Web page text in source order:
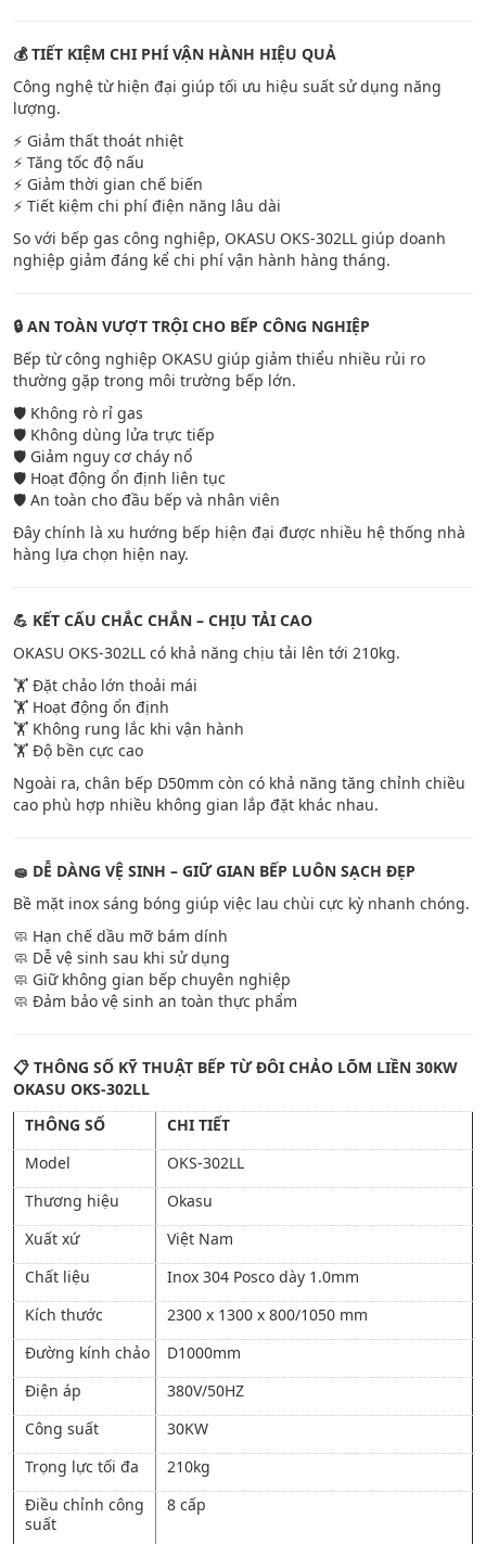
💰 TIẾT KIỆM CHI PHÍ VẬN HÀNH HIỆU QUẢ
Công nghệ từ hiện đại giúp tối ưu hiệu suất sử dụng năng
lượng.
⚡ Giảm thất thoát nhiệt
⚡ Tăng tốc độ nấu
⚡ Giảm thời gian chế biến
⚡ Tiết kiệm chi phí điện năng lâu dài
So với bếp gas công nghiệp, OKASU OKS-302LL giúp doanh
nghiệp giảm đáng kể chi phí vận hành hàng tháng.
🔒 AN TOÀN VƯỢT TRỘI CHO BẾP CÔNG NGHIỆP
Bếp từ công nghiệp OKASU giúp giảm thiểu nhiều rủi ro
thường gặp trong môi trường bếp lớn.
🛡️ Không rò rỉ gas
🛡️ Không dùng lửa trực tiếp
🛡️ Giảm nguy cơ cháy nổ
🛡️ Hoạt động ổn định liên tục
🛡️ An toàn cho đầu bếp và nhân viên
Đây chính là xu hướng bếp hiện đại được nhiều hệ thống nhà
hàng lựa chọn hiện nay.
💪 KẾT CẤU CHẮC CHẮN – CHỊU TẢI CAO
OKASU OKS-302LL có khả năng chịu tải lên tới 210kg.
🏋️ Đặt chảo lớn thoải mái
🏋️ Hoạt động ổn định
🏋️ Không rung lắc khi vận hành
🏋️ Độ bền cực cao
Ngoài ra, chân bếp D50mm còn có khả năng tăng chỉnh chiều
cao phù hợp nhiều không gian lắp đặt khác nhau.
🧽 DỄ DÀNG VỆ SINH – GIỮ GIAN BẾP LUÔN SẠCH ĐẸP
Bề mặt inox sáng bóng giúp việc lau chùi cực kỳ nhanh chóng.
🧼 Hạn chế dầu mỡ bám dính
🧼 Dễ vệ sinh sau khi sử dụng
🧼 Giữ không gian bếp chuyên nghiệp
🧼 Đảm bảo vệ sinh an toàn thực phẩm
📋 THÔNG SỐ KỸ THUẬT BẾP TỪ ĐÔI CHẢO LÕM LIỀN 30KW
OKASU OKS-302LL
THÔNG SỐ
CHI TIẾT
Model
OKS-302LL
Thương hiệu
Okasu
Xuất xứ
Việt Nam
Chất liệu
Inox 304 Posco dày 1.0mm
Kích thước
2300 x 1300 x 800/1050 mm
Đường kính chảo
D1000mm
Điện áp
380V/50HZ
Công suất
30KW
Trọng lực tối đa
210kg
Điều chỉnh công
suất
8 cấp